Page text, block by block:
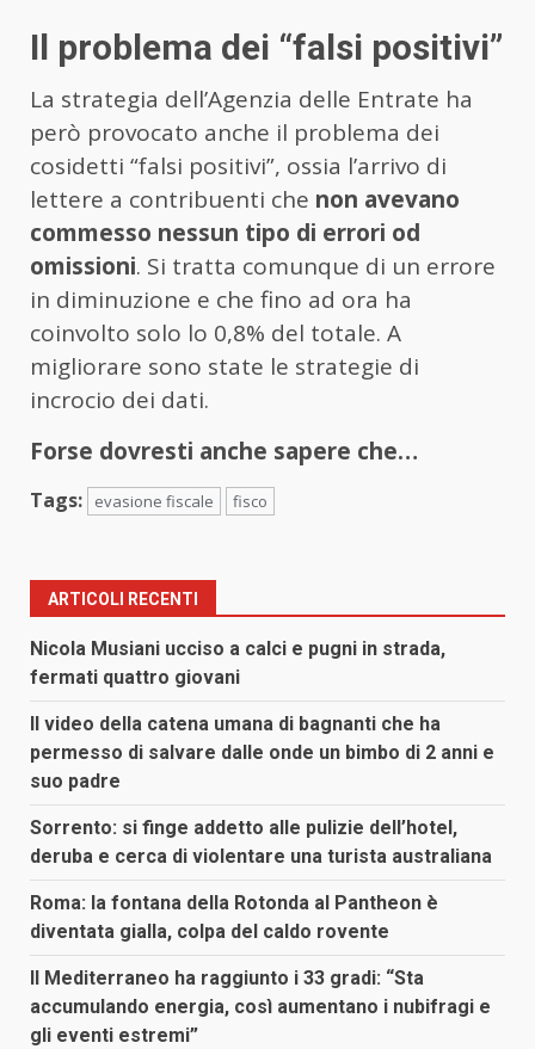
Il problema dei “falsi positivi”
La strategia dell’Agenzia delle Entrate ha
però provocato anche il problema dei
cosidetti “falsi positivi”, ossia l’arrivo di
lettere a contribuenti che non avevano
commesso nessun tipo di errori od
omissioni. Si tratta comunque di un errore
in diminuzione e che fino ad ora ha
coinvolto solo lo 0,8% del totale. A
migliorare sono state le strategie di
incrocio dei dati.
Forse dovresti anche sapere che…
Tags: evasione fiscale fisco
ARTICOLI RECENTI
Nicola Musiani ucciso a calci e pugni in strada,
fermati quattro giovani
Il video della catena umana di bagnanti che ha
permesso di salvare dalle onde un bimbo di 2 anni e
suo padre
Sorrento: si finge addetto alle pulizie dell’hotel,
deruba e cerca di violentare una turista australiana
Roma: la fontana della Rotonda al Pantheon è
diventata gialla, colpa del caldo rovente
Il Mediterraneo ha raggiunto i 33 gradi: “Sta
accumulando energia, così aumentano i nubifragi e
gli eventi estremi”